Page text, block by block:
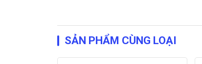
SẢN PHẨM CÙNG LOẠI